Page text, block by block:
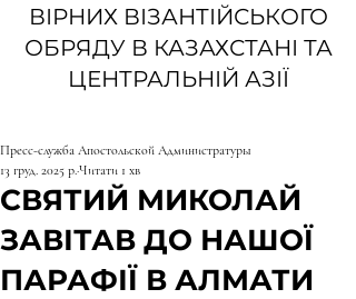
ВІРНИХ ВІЗАНТІЙСЬКОГО
ОБРЯДУ В КАЗАХСТАНІ ТА
ЦЕНТРАЛЬНІЙ АЗІЇ
СВЯТИЙ МИКОЛАЙ
ЗАВІТАВ ДО НАШОЇ
ПАРАФІЇ В АЛМАТИ
Пресс-служба Апостольской Администратуры
13 груд. 2025 р.Читати 1 хв